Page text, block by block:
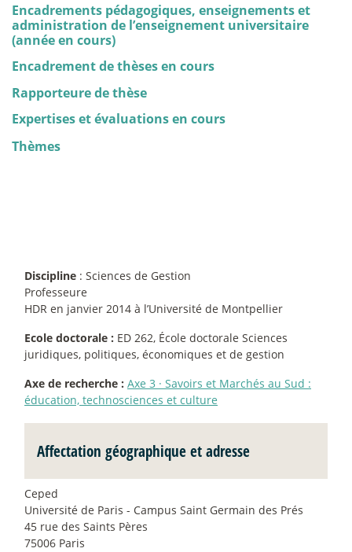
Encadrements pédagogiques, enseignements et
administration de l’enseignement universitaire
(année en cours)
Encadrement de thèses en cours
Rapporteure de thèse
Expertises et évaluations en cours
Thèmes
Discipline : Sciences de Gestion
Professeure
HDR en janvier 2014 à l’Université de Montpellier
Ecole doctorale : ED 262, École doctorale Sciences
juridiques, politiques, économiques et de gestion
Axe de recherche : Axe 3 · Savoirs et Marchés au Sud :
éducation, technosciences et culture
Affectation géographique et adresse
Ceped
Université de Paris - Campus Saint Germain des Prés
45 rue des Saints Pères
75006 Paris